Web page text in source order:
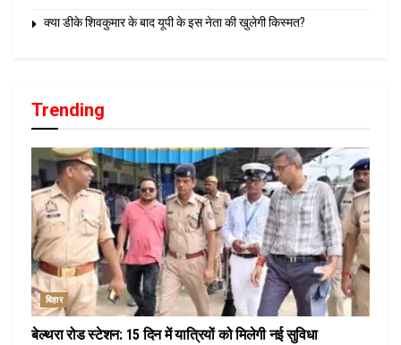
क्या डीके शिवकुमार के बाद यूपी के इस नेता की खुलेगी किस्मत?
Trending
बिहार
बेल्थरा रोड स्टेशन: 15 दिन में यात्रियों को मिलेगी नई सुविधा